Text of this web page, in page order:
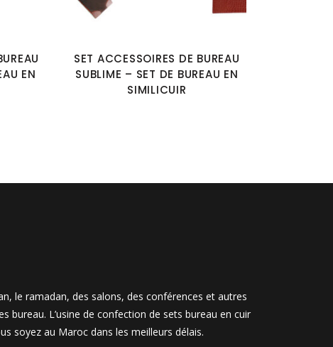
EN
SET ACCESSOIRES DE BUREAU
SUBLIME – SET DE BUREAU EN
SIMILICUIR
le ramadan, des salons, des conférences et autres
bureau. L’usine de confection de sets bureau en cuir
soyez au Maroc dans les meilleurs délais.